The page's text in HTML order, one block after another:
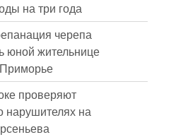
на три года
черепа
юной жительнице
проверяют
на